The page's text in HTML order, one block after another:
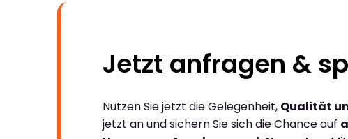
Jetzt anfragen &
Nutzen Sie jetzt die Gelegenheit, Qualität
jetzt an und sichern Sie sich die Chance auf